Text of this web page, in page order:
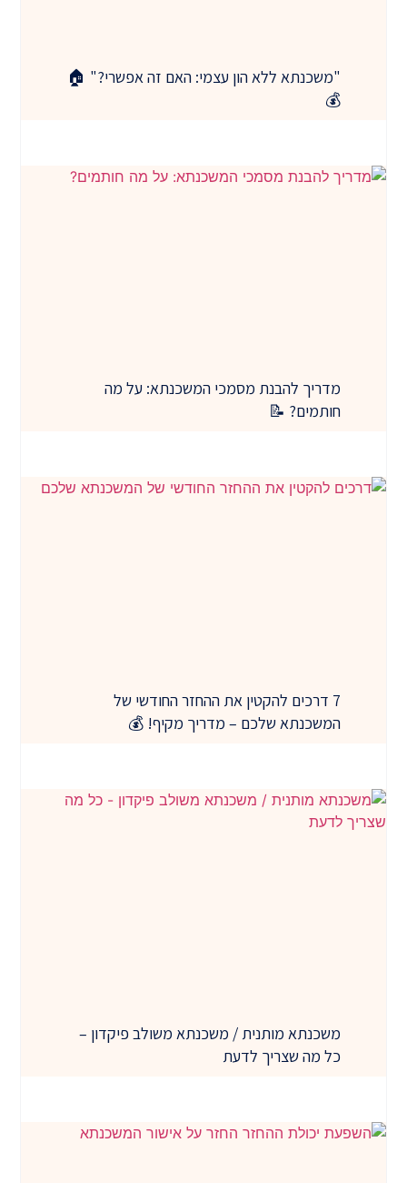
"משכנתא ללא הון עצמי: האם זה אפשרי?" 🏠
מדריך להבנת מסמכי המשכנתא: על מה
חותמים? 📝
7 דרכים להקטין את ההחזר החודשי של
המשכנתא שלכם – מדריך מקיף! 💰
משכנתא מותנית / משכנתא משולב פיקדון –
כל מה שצריך לדעת